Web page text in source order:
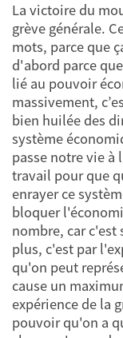
La victoire du
grève générale.
mots, parce que
d'abord parce
lié au pouvoir
massivement,
bien huilée des
système
passe notre vie à
travail pour que
enrayer ce
bloquer
nombre, car c'est
plus, c'est par
qu'on peut
cause un
expérience de la
pouvoir qu'on a